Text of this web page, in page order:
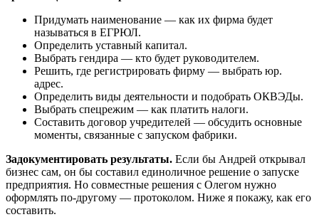
Придумать наименование — как их фирма будет
называться в ЕГРЮЛ.
Определить уставный капитал.
Выбрать гендира — кто будет руководителем.
Решить, где регистрировать фирму — выбрать юр.
адрес.
Определить виды деятельности и подобрать ОКВЭДы.
Выбрать спецрежим — как платить налоги.
Составить договор учредителей — обсудить основные
моменты, связанные с запуском фабрики.
Задокументировать результаты. Если бы Андрей открывал
бизнес сам, он бы составил единоличное решение о запуске
предприятия. Но совместные решения с Олегом нужно
оформлять по-другому — протоколом. Ниже я покажу, как его
составить.